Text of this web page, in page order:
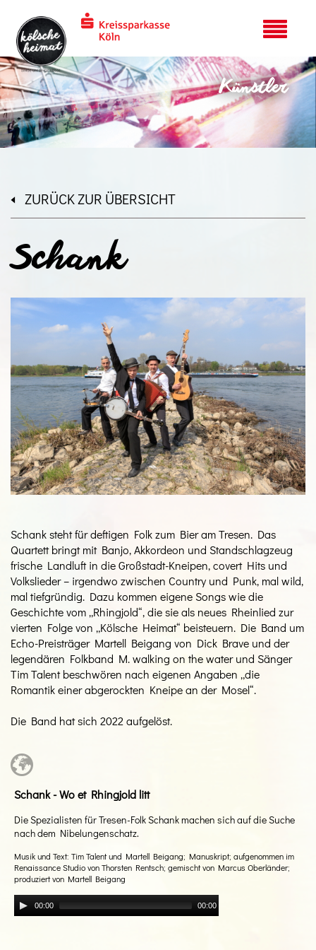
Künstler
ZURÜCK ZUR ÜBERSICHT
Schank
Schank steht für deftigen Folk zum Bier am Tresen. Das
Quartett bringt mit Banjo, Akkordeon und Standschlagzeug
frische Landluft in die Großstadt-Kneipen, covert Hits und
Volkslieder – irgendwo zwischen Country und Punk, mal wild,
mal tiefgründig. Dazu kommen eigene Songs wie die
Geschichte vom „Rhingjold“, die sie als neues Rheinlied zur
vierten Folge von „Kölsche Heimat“ beisteuern. Die Band um
Echo-Preisträger Martell Beigang von Dick Brave und der
legendären Folkband M. walking on the water und Sänger
Tim Talent beschwören nach eigenen Angaben „die
Romantik einer abgerockten Kneipe an der Mosel“.
Die Band hat sich 2022 aufgelöst.
Schank - Wo et Rhingjold litt
Die Spezialisten für Tresen-Folk Schank machen sich auf die Suche
nach dem Nibelungenschatz.
Musik und Text: Tim Talent und Martell Beigang; Manuskript; aufgenommen im
Renaissance Studio von Thorsten Rentsch; gemischt von Marcus Oberländer;
produziert von Martell Beigang
00:00 00:00